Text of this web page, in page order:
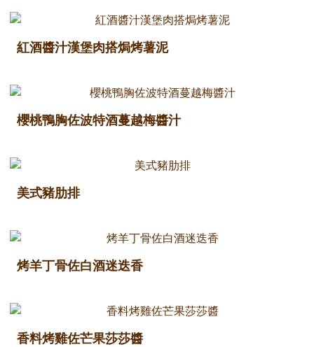
紅酒醬汁漢堡肉搭焗烤薯泥
櫻桃鴨胸佐波特酒蔓越梅醬汁
美式豬肋排
烤羊丁骨佐白酒迷迭香
香料烤雞佐芒果莎莎醬